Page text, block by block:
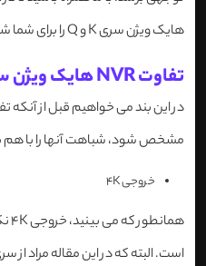
هایک ویژن سری K و Q را برای شما شرح دهیم.
تفاوت NVR هایک ویژن سری K و Q یا شباهت؟
در این بند می خواهیم قبل از آنکه
مشخص شود، شباهت آنها را با هم
خروجی 4K